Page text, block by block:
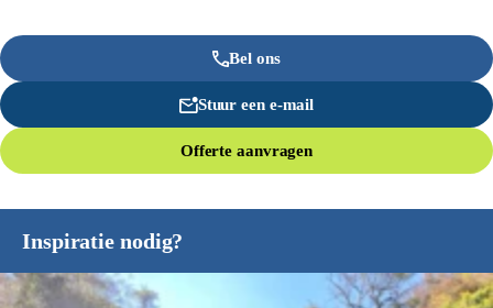
Bel ons
Stuur een e-mail
Offerte aanvragen
Inspiratie nodig?